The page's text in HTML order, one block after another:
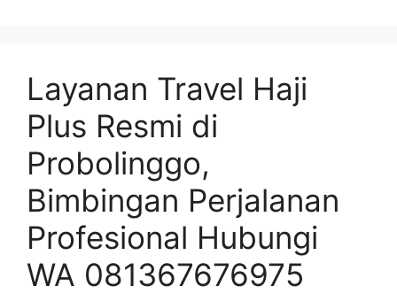
Layanan Travel Haji
Plus Resmi di
Probolinggo,
Bimbingan Perjalanan
Profesional Hubungi
WA 081367676975